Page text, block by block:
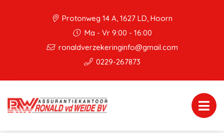
Protonweg 14 A, 1627 LD, Hoorn
Ma - Vr 9:00 - 16:00
ronaldverzekeringinfo@gmail.com
0229-267873